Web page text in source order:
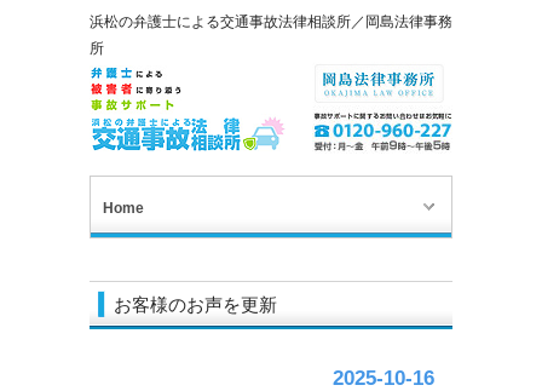
浜松の弁護士による交通事故法律相談所／岡島法律事務
所
Home
お客様のお声を更新
2025-10-16